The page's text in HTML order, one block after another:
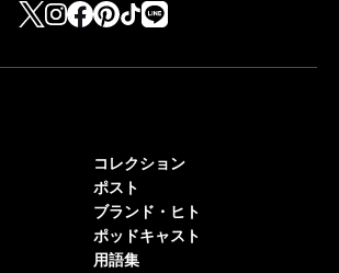
コレクション
ポスト
ブランド・ヒト
ポッドキャスト
用語集